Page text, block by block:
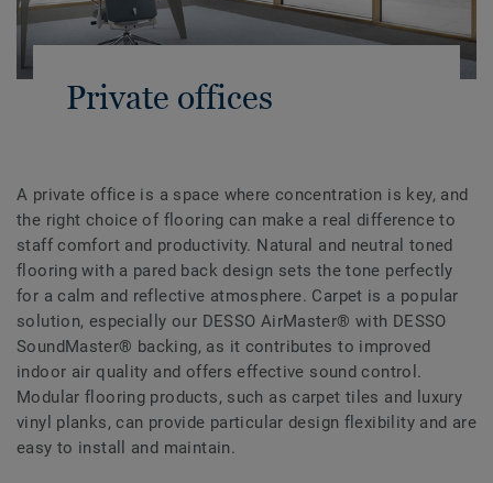
Private offices
A private office is a space where concentration is key, and
the right choice of flooring can make a real difference to
staff comfort and productivity. Natural and neutral toned
flooring with a pared back design sets the tone perfectly
for a calm and reflective atmosphere. Carpet is a popular
solution, especially our DESSO AirMaster® with DESSO
SoundMaster® backing, as it contributes to improved
indoor air quality and offers effective sound control.
Modular flooring products, such as carpet tiles and luxury
vinyl planks, can provide particular design flexibility and are
easy to install and maintain.